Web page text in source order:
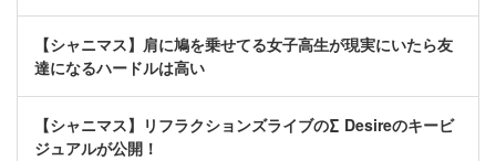
【シャニマス】肩に鳩を乗せてる女子高生が現実にいたら友
達になるハードルは高い
【シャニマス】リフラクションズライブの∑ Desireのキービ
ジュアルが公開！